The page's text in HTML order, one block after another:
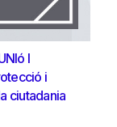
I
i
ciutadania